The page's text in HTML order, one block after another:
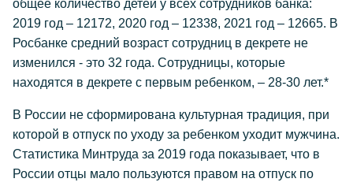
общее количество детей у всех сотрудников банка:
2019 год – 12172, 2020 год – 12338, 2021 год – 12665. В
Росбанке средний возраст сотрудниц в декрете не
изменился - это 32 года. Сотрудницы, которые
находятся в декрете с первым ребенком, – 28-30 лет.*
В России не сформирована культурная традиция, при
которой в отпуск по уходу за ребенком уходит мужчина.
Статистика Минтруда за 2019 года показывает, что в
России отцы мало пользуются правом на отпуск по